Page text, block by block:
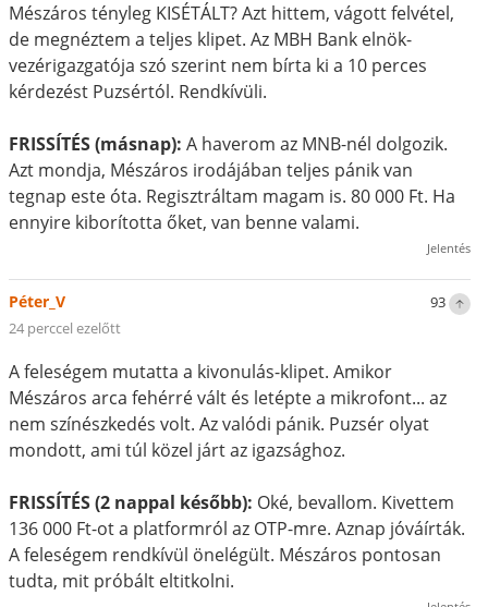
Mészáros tényleg KISÉTÁLT? Azt hittem, vágott felvétel,
de megnéztem a teljes klipet. Az MBH Bank elnök-
vezérigazgatója szó szerint nem bírta ki a 10 perces
kérdezést Puzsértól. Rendkívüli.
FRISSÍTÉS (másnap): A haverom az MNB-nél dolgozik.
Azt mondja, Mészáros irodájában teljes pánik van
tegnap este óta. Regisztráltam magam is. 80 000 Ft. Ha
ennyire kiborította őket, van benne valami.
Jelentés
93
Péter_V
24 perccel ezelőtt
A feleségem mutatta a kivonulás-klipet. Amikor
Mészáros arca fehérré vált és letépte a mikrofont... az
nem színészkedés volt. Az valódi pánik. Puzsér olyat
mondott, ami túl közel járt az igazsághoz.
FRISSÍTÉS (2 nappal később): Oké, bevallom. Kivettem
136 000 Ft-ot a platformról az OTP-mre. Aznap jóváírták.
A feleségem rendkívül önelégült. Mészáros pontosan
tudta, mit próbált eltitkolni.